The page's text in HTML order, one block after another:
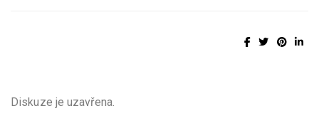
Diskuze je uzavřena.